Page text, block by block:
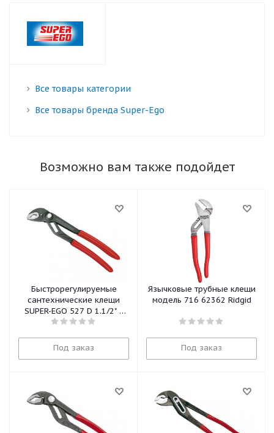
Все товары категории
Все товары бренда Super-Ego
Возможно вам также подойдет
Быстрорегулируемые
сантехнические клещи
SUPER-EGO 527 D 1.1/2" L
12"
Под заказ
Язычковые трубные клещи
модель 716 62362 Ridgid
Под заказ